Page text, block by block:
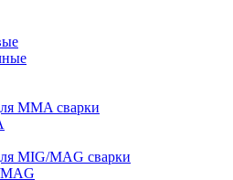
MMA сварки
MIG/MAG сварки